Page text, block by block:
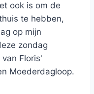
ook is om de
te hebben,
op mijn
zondag
Floris'
Moederdagloop.